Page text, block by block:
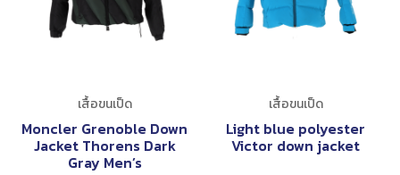
เสื้อขนเป็ด
Moncler Grenoble Down
Jacket Thorens Dark
Gray Men’s
เสื้อขนเป็ด
Light blue polyester
Victor down jacket